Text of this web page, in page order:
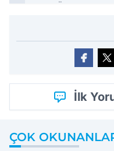
İlk
ÇOK